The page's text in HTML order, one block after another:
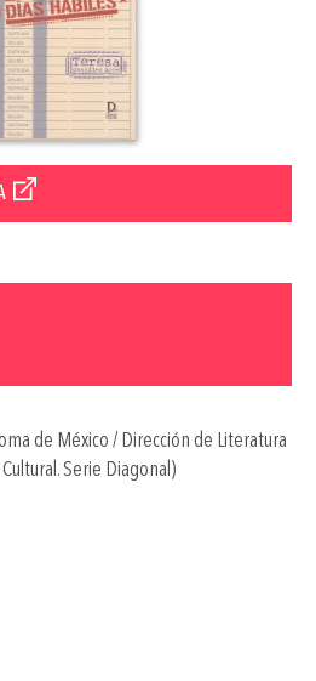
de México / Dirección de Literatura
Serie Diagonal)